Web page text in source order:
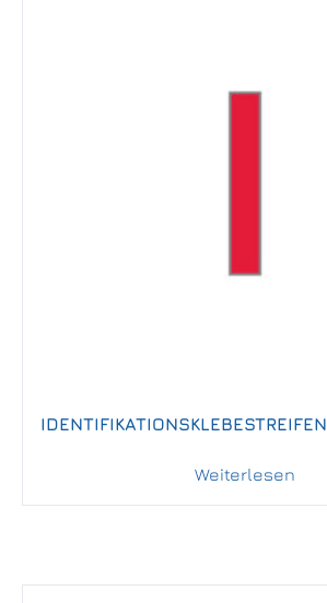
IDENTIFIKATIONSKLEBESTREIFEN
Weiterlesen